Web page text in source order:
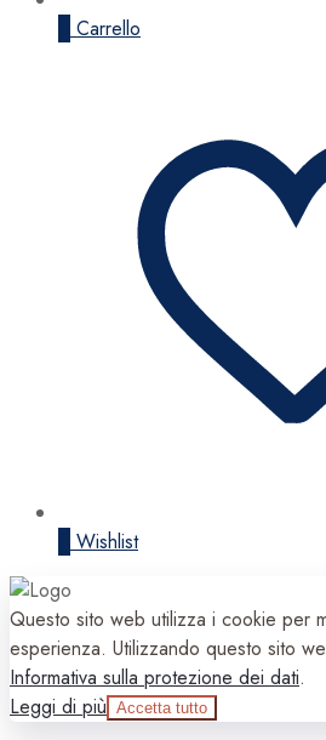
Carrello
Wishlist
Questo sito web utilizza i cookie per
esperienza. Utilizzando questo sito
Informativa sulla protezione dei dati.
Leggi di più Accetta tutto